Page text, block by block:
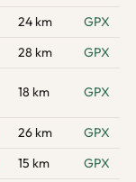
24 km
GPX
28 km
GPX
18 km GPX
26 km
GPX
15 km
GPX